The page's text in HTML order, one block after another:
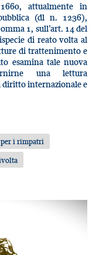
attualmente in
(dl n. 1236),
1, sull’art. 14 del
di reato volta al
di trattenimento e
esamina tale nuova
una lettura
diritto internazionale e
per i rimpatri